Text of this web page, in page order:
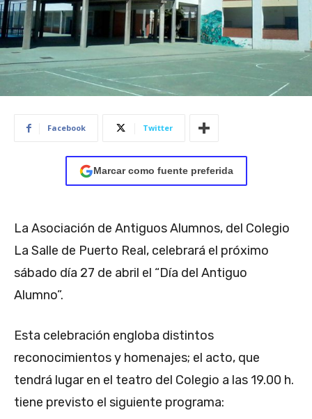
Facebook Twitter
Marcar como fuente preferida
La Asociación de Antiguos Alumnos, del Colegio
La Salle de Puerto Real, celebrará el próximo
sábado día 27 de abril el “Día del Antiguo
Alumno”.
Esta celebración engloba distintos
reconocimientos y homenajes; el acto, que
tendrá lugar en el teatro del Colegio a las 19.00 h.
tiene previsto el siguiente programa: